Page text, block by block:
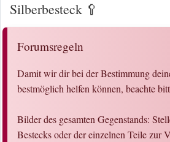
Silberbesteck 🥄
Forumsregeln
Damit wir dir bei der Bestimmung
bestmöglich helfen können, beachte
Bilder des gesamten Gegenstands:
Bestecks oder der einzelnen Teile zur